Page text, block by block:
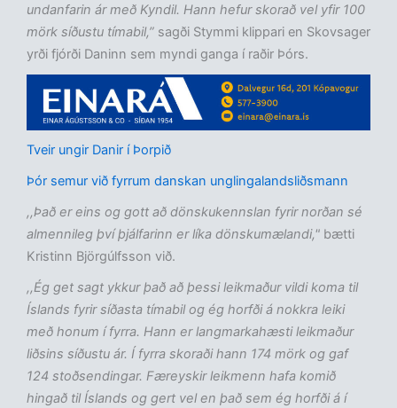
undanfarin ár með Kyndil. Hann hefur skorað vel yfir 100
mörk síðustu tímabil,” sagði Stymmi klippari en Skovsager
yrði fjórði Daninn sem myndi ganga í raðir Þórs.
Tveir ungir Danir í Þorpið
Þór semur við fyrrum danskan unglingalandsliðsmann
,,Það er eins og gott að dönskukennslan fyrir norðan sé
almennileg því þjálfarinn er líka dönskumælandi," bætti
Kristinn Björgúlfsson við.
,,Ég get sagt ykkur það að þessi leikmaður vildi koma til
Íslands fyrir síðasta tímabil og ég horfði á nokkra leiki
með honum í fyrra. Hann er langmarkahæsti leikmaður
liðsins síðustu ár. Í fyrra skoraði hann 174 mörk og gaf
124 stoðsendingar. Færeyskir leikmenn hafa komið
hingað til Íslands og gert vel en það sem ég horfði á í